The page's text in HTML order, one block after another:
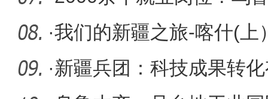
专场招聘
·我们的新疆之旅-喀什(上
·新疆兵团：科技成果转